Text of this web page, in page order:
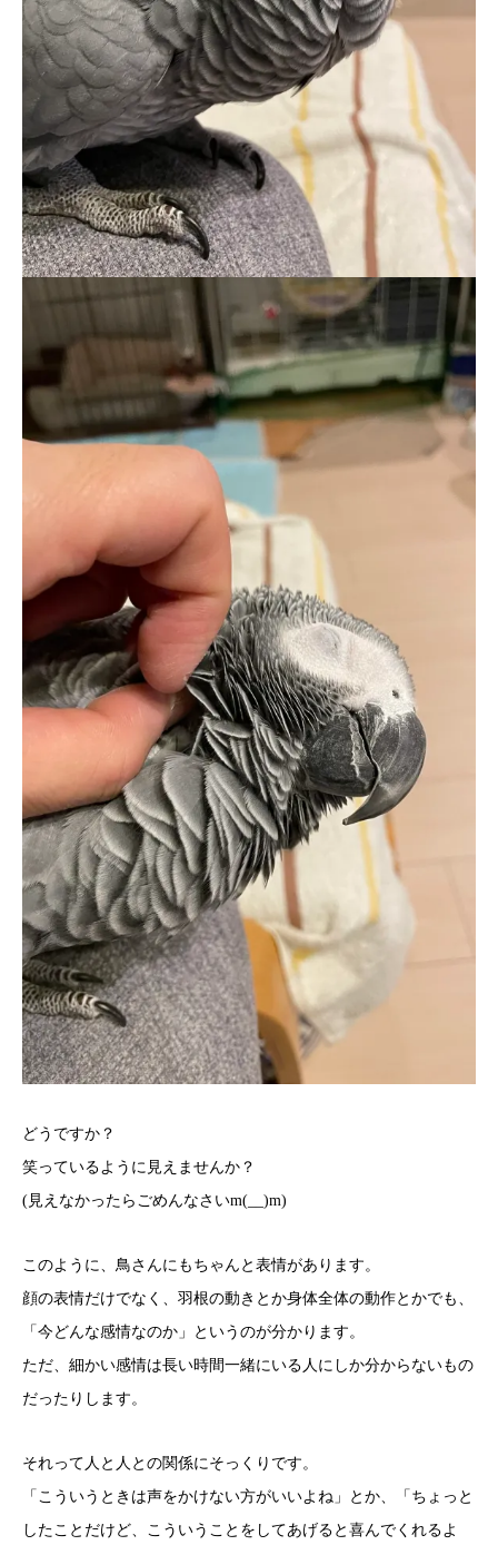
どうですか？
笑っているように見えませんか？
(見えなかったらごめんなさいm(__)m)
このように、鳥さんにもちゃんと表情があります。
顔の表情だけでなく、羽根の動きとか身体全体の動作とかでも、
「今どんな感情なのか」というのが分かります。
ただ、細かい感情は長い時間一緒にいる人にしか分からないもの
だったりします。
それって人と人との関係にそっくりです。
「こういうときは声をかけない方がいいよね」とか、「ちょっと
したことだけど、こういうことをしてあげると喜んでくれるよ